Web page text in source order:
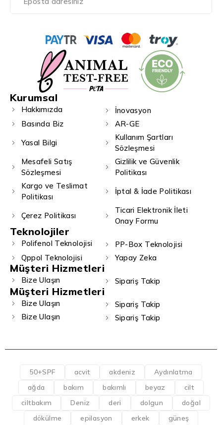
Kurumsal
Hakkımızda
İnovasyon
Basında Biz
AR-GE
Yasal Bilgi
Kullanım Şartları
Sözleşmesi
Mesafeli Satış
Sözleşmesi
Gizlilik ve Güvenlik
Politikası
Kargo ve Teslimat
Politikası
İptal & İade Politikası
Çerez Politikası
Ticari Elektronik İleti
Onay Formu
Teknolojiler
Polifenol Teknolojisi
PP-Box Teknolojisi
Qppol Teknolojisi
Yapay Zeka
Müşteri Hizmetleri
Bize Ulaşın Sipariş Takip
Müşteri Hizmetleri
Bize Ulaşın
Sipariş Takip
Bize Ulaşın
Sipariş Takip
50+SPF acvit akdeniz
Aydınlatma
ağda
bakım bakımlı beyaz
cilt
ciltbakım
Deniz deri dolgun
doğal
dökülme
epilasyon erkek güneş